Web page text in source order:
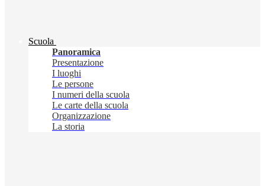
Scuola
Panoramica
Presentazione
I luoghi
Le persone
I numeri della scuola
Le carte della scuola
Organizzazione
La storia